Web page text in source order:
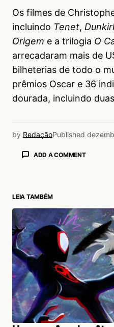
Os filmes de
incluindo Tenet,
Origem e a trilogia O
arrecadaram mais de
bilheterias de todo o
prêmios Oscar e 36
dourada, incluindo
by RedaçãoPublished
ADD A COMMENT
LEIA TAMBÉM